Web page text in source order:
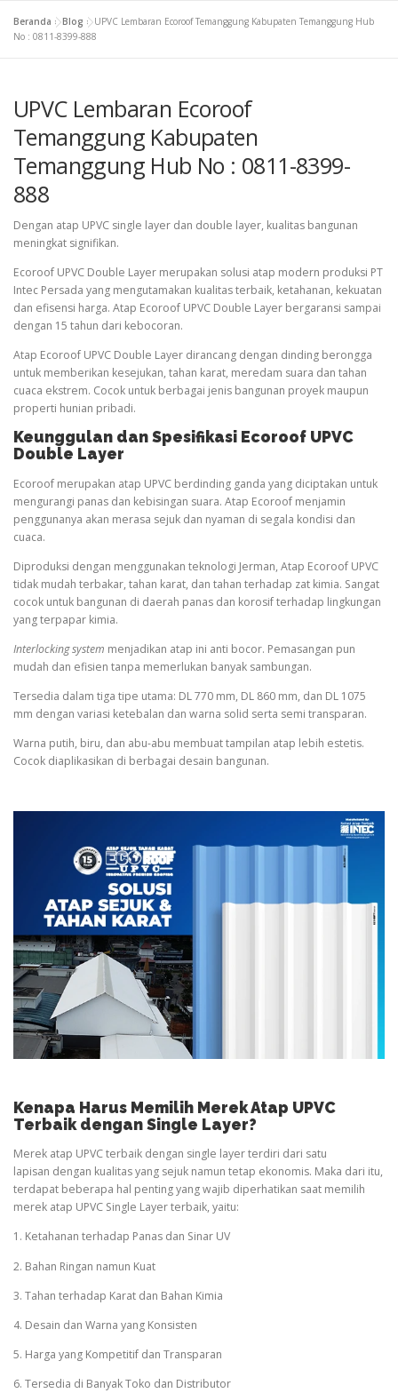
Beranda »Blog »UPVC Lembaran Ecoroof Temanggung Kabupaten Temanggung Hub
No : 0811-8399-888
UPVC Lembaran Ecoroof
Temanggung Kabupaten
Temanggung Hub No : 0811-8399-
888
Dengan atap UPVC single layer dan double layer, kualitas bangunan
meningkat signifikan.
Ecoroof UPVC Double Layer merupakan solusi atap modern produksi PT
Intec Persada yang mengutamakan kualitas terbaik, ketahanan, kekuatan
dan efisensi harga. Atap Ecoroof UPVC Double Layer bergaransi sampai
dengan 15 tahun dari kebocoran.
Atap Ecoroof UPVC Double Layer dirancang dengan dinding berongga
untuk memberikan kesejukan, tahan karat, meredam suara dan tahan
cuaca ekstrem. Cocok untuk berbagai jenis bangunan proyek maupun
properti hunian pribadi.
Keunggulan dan Spesifikasi Ecoroof UPVC
Double Layer
Ecoroof merupakan atap UPVC berdinding ganda yang diciptakan untuk
mengurangi panas dan kebisingan suara. Atap Ecoroof menjamin
penggunanya akan merasa sejuk dan nyaman di segala kondisi dan
cuaca.
Diproduksi dengan menggunakan teknologi Jerman, Atap Ecoroof UPVC
tidak mudah terbakar, tahan karat, dan tahan terhadap zat kimia. Sangat
cocok untuk bangunan di daerah panas dan korosif terhadap lingkungan
yang terpapar kimia.
Interlocking system menjadikan atap ini anti bocor. Pemasangan pun
mudah dan efisien tanpa memerlukan banyak sambungan.
Tersedia dalam tiga tipe utama: DL 770 mm, DL 860 mm, dan DL 1075
mm dengan variasi ketebalan dan warna solid serta semi transparan.
Warna putih, biru, dan abu-abu membuat tampilan atap lebih estetis.
Cocok diaplikasikan di berbagai desain bangunan.
Kenapa Harus Memilih Merek Atap UPVC
Terbaik dengan Single Layer?
Merek atap UPVC terbaik dengan single layer terdiri dari satu
lapisan dengan kualitas yang sejuk namun tetap ekonomis. Maka dari itu,
terdapat beberapa hal penting yang wajib diperhatikan saat memilih
merek atap UPVC Single Layer terbaik, yaitu:
1. Ketahanan terhadap Panas dan Sinar UV
2. Bahan Ringan namun Kuat
3. Tahan terhadap Karat dan Bahan Kimia
4. Desain dan Warna yang Konsisten
5. Harga yang Kompetitif dan Transparan
6. Tersedia di Banyak Toko dan Distributor